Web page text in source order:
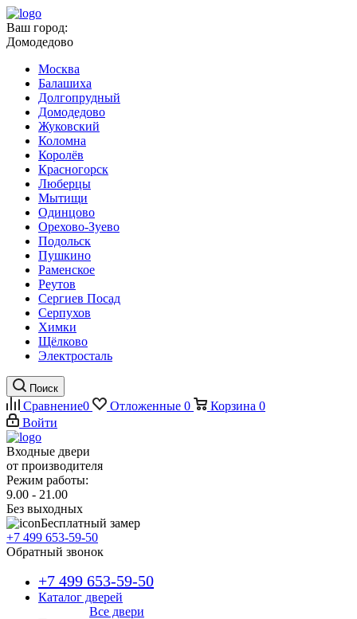
Ваш город:
Домодедово
Москва
Балашиха
Долгопрудный
Домодедово
Жуковский
Коломна
Королёв
Красногорск
Люберцы
Мытищи
Одинцово
Орехово-Зуево
Подольск
Пушкино
Раменское
Реутов
Сергиев Посад
Серпухов
Химки
Щёлково
Электросталь
Поиск
Сравнение0 Отложенные 0 Корзина 0
Войти
Входные двери
от производителя
Режим работы:
9.00 - 21.00
Без выходных
Бесплатный замер
+7 499 653-59-50
Обратный звонок
+7 499 653-59-50
Каталог дверей
Все двери